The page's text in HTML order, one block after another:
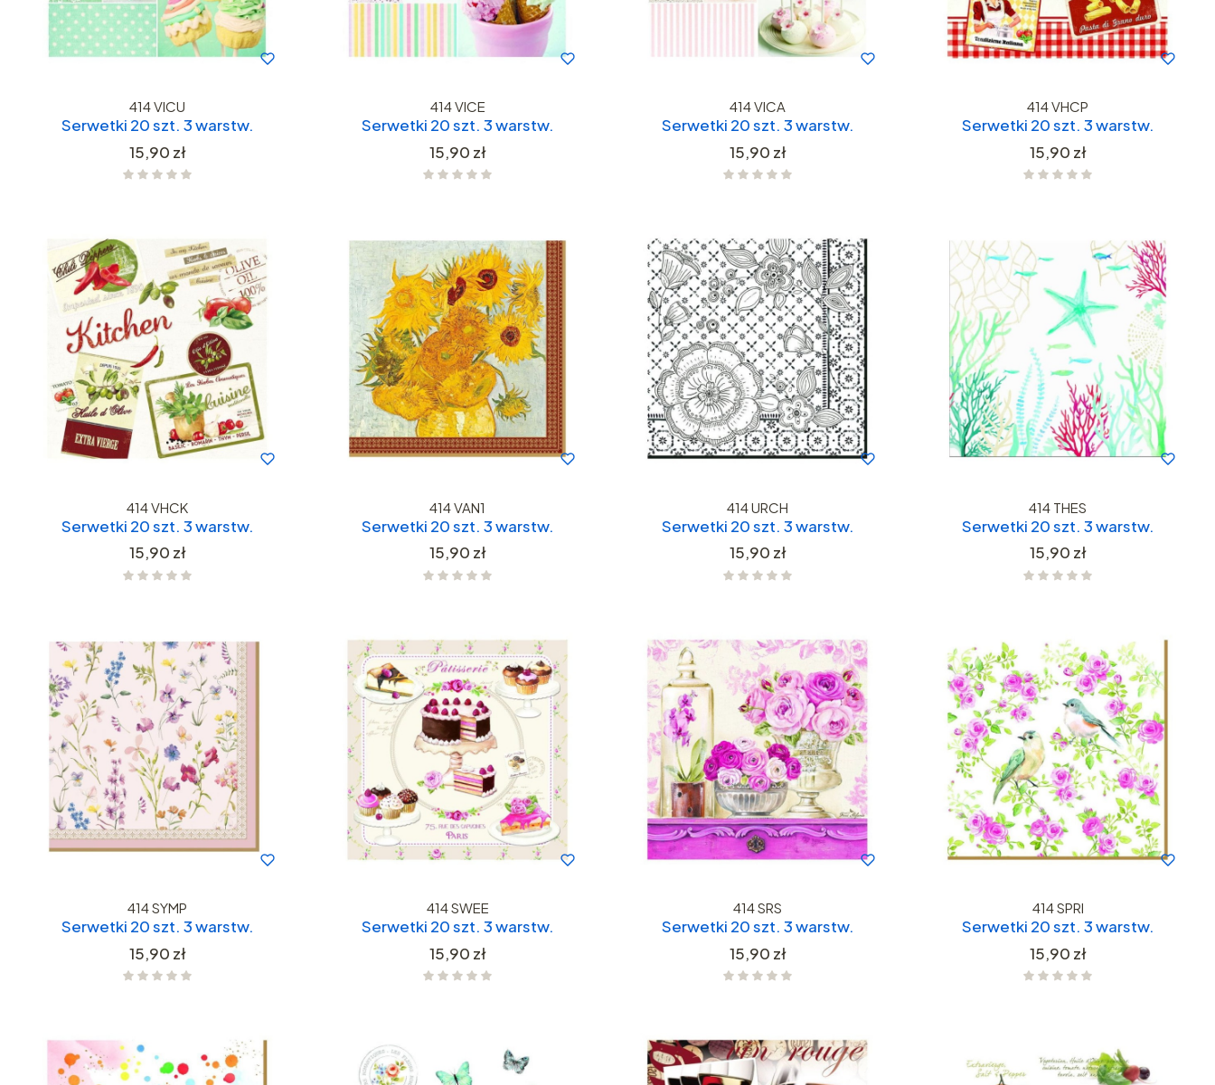
414 VICU
Serwetki 20 szt. 3 warstw.
Cena
15,90 zł
414 VICE
Serwetki 20 szt. 3 warstw.
Cena
15,90 zł
414 VICA
Serwetki 20 szt. 3 warstw.
Cena
15,90 zł
414 VHCP
Serwetki 20 szt. 3 warstw.
Cena
15,90 zł
414 VHCK
Serwetki 20 szt. 3 warstw.
Cena
15,90 zł
414 VAN1
Serwetki 20 szt. 3 warstw.
Cena
15,90 zł
414 URCH
Serwetki 20 szt. 3 warstw.
Cena
15,90 zł
414 THES
Serwetki 20 szt. 3 warstw.
Cena
15,90 zł
414 SYMP
Serwetki 20 szt. 3 warstw.
Cena
15,90 zł
414 SWEE
Serwetki 20 szt. 3 warstw.
Cena
15,90 zł
414 SRS
Serwetki 20 szt. 3 warstw.
Cena
15,90 zł
414 SPRI
Serwetki 20 szt. 3 warstw.
Cena
15,90 zł